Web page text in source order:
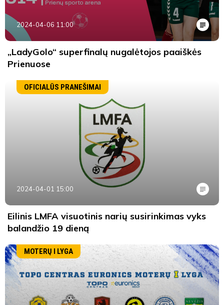
2024-04-06 11:00
„LadyGolo“ superfinalų nugalėtojos paaiškės
Prienuose
OFICIALŪS PRANEŠIMAI
2024-04-01 15:00
Eilinis LMFA visuotinis narių susirinkimas vyks
balandžio 19 dieną
MOTERŲ I LYGA